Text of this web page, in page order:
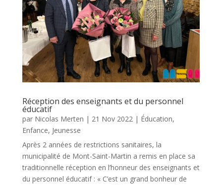
Réception des enseignants et du personnel
éducatif
par Nicolas Merten | 21 Nov 2022| Éducation,
Enfance, Jeunesse
Après 2 années de restrictions sanitaires, la
municipalité de Mont-Saint-Martin a remis en place sa
traditionnelle réception en l’honneur des enseignants et
du personnel éducatif : « C’est un grand bonheur de